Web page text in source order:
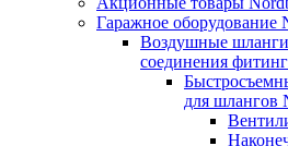
Гаражное оборудование
Воздушные
соединения
для шлангов